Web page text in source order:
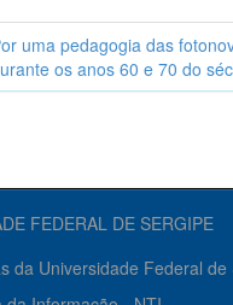
uma pedagogia das
os anos 60 e 70 do
FEDERAL DE SERGIPE
da Universidade Federal